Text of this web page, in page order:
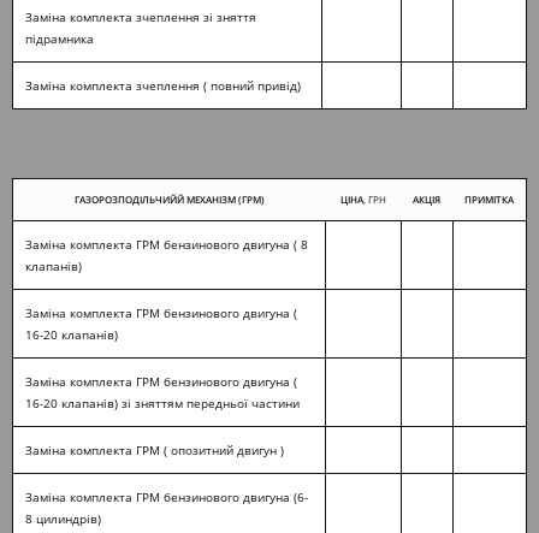
Заміна комплекта зчеплення зі зняття
підрамника
Заміна комплекта зчеплення ( повний привід)
ГАЗОРОЗПОДІЛЬЧИЙЙ МЕХАНІЗМ (ГРМ) ЦІНА, ГРН АКЦІЯ ПРИМІТКА
Заміна комплекта ГРМ бензинового двигуна ( 8
клапанів)
Заміна комплекта ГРМ бензинового двигуна (
16-20 клапанів)
Заміна комплекта ГРМ бензинового двигуна (
16-20 клапанів) зі зняттям передньої частини
Заміна комплекта ГРМ ( опозитний двигун )
Заміна комплекта ГРМ бензинового двигуна (6-
8 цилиндрів)